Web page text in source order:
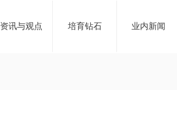
资讯与观点 培育钻石 业内新闻